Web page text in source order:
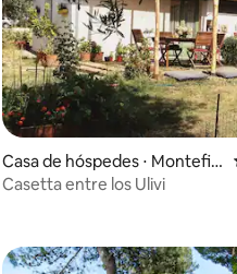
média de 5, 11
Casa de hóspedes ⋅ Montefia
scone
Casetta entre los Ulivi